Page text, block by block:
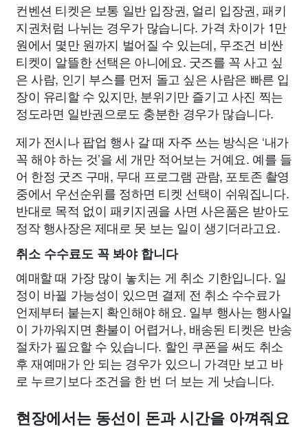
컨벤션 티켓은 보통 일반 입장권, 얼리 입장권, 패키
지권처럼 나뉘는 경우가 많습니다. 가격 차이가 1만
원에서 몇만 원까지 벌어질 수 있는데, 무조건 비싼
티켓이 알뜰한 선택은 아니에요. 굿즈를 꼭 사고 싶
은 사람, 인기 부스를 먼저 돌고 싶은 사람은 빠른 입
장이 유리할 수 있지만, 분위기만 즐기고 사진 찍는
정도라면 일반권으로도 충분한 경우가 많습니다.
제가 전시나 팝업 행사 갈 때 자주 쓰는 방식은 ‘내가
꼭 해야 하는 것’을 세 개만 적어보는 거예요. 예를 들
어 한정 굿즈 구매, 무대 프로그램 관람, 포토존 촬영
중에서 우선순위를 정하면 티켓 선택이 쉬워집니다.
반대로 목적 없이 패키지권을 사면 사은품은 받아도
정작 행사장은 제대로 못 보는 일이 생기더라고요.
취소 수수료도 꼭 봐야 합니다
예매할 때 가장 많이 놓치는 게 취소 기한입니다. 일
정이 바뀔 가능성이 있으면 결제 전 취소 수수료가
언제부터 붙는지 확인해야 해요. 일부 행사는 행사일
이 가까워지면 환불이 어렵거나, 배송된 티켓은 반송
절차가 필요할 수 있습니다. 할인 쿠폰을 써도 취소
후 재예매가 안 되는 경우가 있으니 가격만 보고 바
로 누르기보다 조건을 한 번 더 보는 게 낫습니다.
현장에서는 동선이 돈과 시간을 아껴줘요